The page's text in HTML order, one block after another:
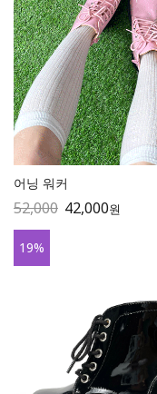
어닝 워커
52,000 42,000원
19%